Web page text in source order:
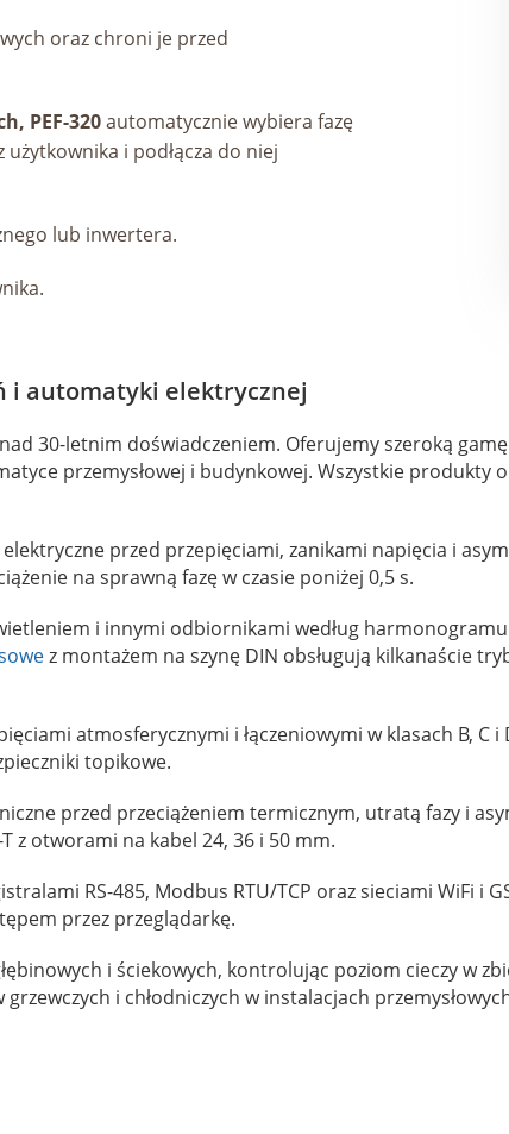
oraz chroni je przed
PEF-320automatycznie wybiera fazę
i podłącza do niej
lub inwertera.
i automatyki elektrycznej
30-letnim doświadczeniem. Oferujemy szeroką
przemysłowej i budynkowej. Wszystkie produkty
przed przepięciami, zanikami napięcia i
na sprawną fazę w czasie poniżej 0,5 s.
i innymi odbiornikami według
z montażem na szynę DIN obsługują kilkanaście
atmosferycznymi i łączeniowymi w klasach B, C i
topikowe.
przed przeciążeniem termicznym, utratą fazy i
T z otworami na kabel 24, 36 i 50 mm.
RS-485, Modbus RTU/TCP oraz sieciami WiFi i
przez przeglądarkę.
i ściekowych, kontrolując poziom cieczy w
i chłodniczych w instalacjach